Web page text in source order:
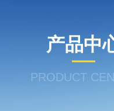
产品中
PRODUCT